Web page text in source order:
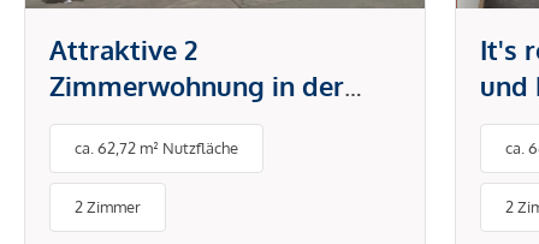
Attraktive 2
Zimmerwohnung in der
Brunnengasse
ca. 62,72 m² Nutzfläche
2 Zimmer
It's
und
&
ca.
2